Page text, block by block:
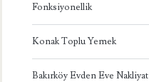
Fonksiyonellik
Konak Toplu Yemek
Bakırköy Evden Eve Nakliyat